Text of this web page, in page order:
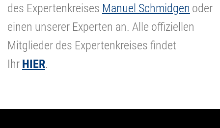
des Expertenkreises Manuel Schmidgen oder
einen unserer Experten an. Alle offiziellen
Mitglieder des Expertenkreises findet
Ihr HIER.